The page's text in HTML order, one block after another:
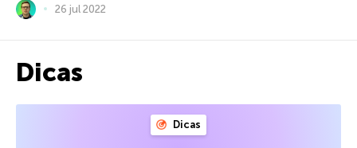
26 jul 2022
Dicas
Dicas